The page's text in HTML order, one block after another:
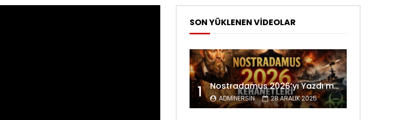
SON YÜKLENEN VİDEOLAR
1 Nostradamus 2026’yı Yazdı mı? Tüyler Ürperten Kehanetler
ADMINERSIN 28 ARALIK 2025